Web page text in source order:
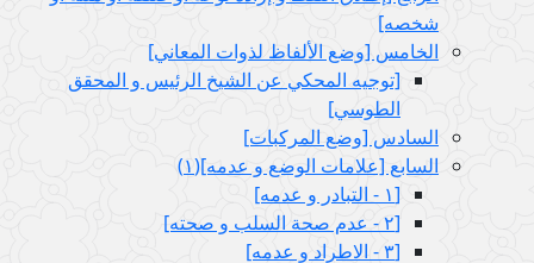
شخصه‏]
الخامس‏ [وضع الألفاظ لذوات المعاني‏]
[توجيه المحكي عن الشيخ الرئيس و المحقق
الطوسي‏]
السادس‏ [وضع المركبات‏]
السابع‏ [علامات الوضع و عدمه‏](١)
[١ - التبادر و عدمه‏]
[٢ - عدم صحة السلب و صحته‏]
[٣ - الاطراد و عدمه‏]